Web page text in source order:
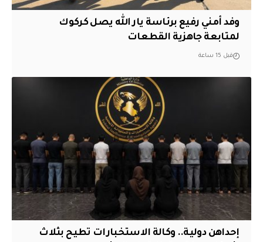
وفد أمني رفيع برئاسة يار الله يصل كركوك
لمتابعة جاهزية القطعات
قبل 15 ساعة
إحداهن دولية.. وكالة الاستخبارات تطيح بثلاث